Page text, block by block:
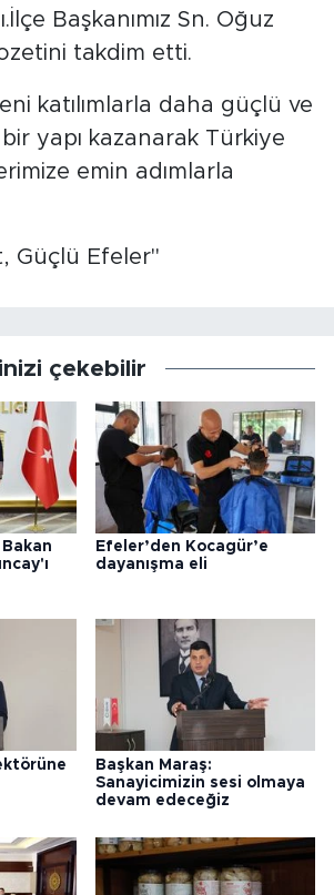
Başkanımız Sn. Oğuz
takdim etti.
katılımlarla daha güçlü ve
yapı kazanarak Türkiye
emin adımlarla
Güçlü Efeler"
çekebilir
Efeler’den Kocagür’e
dayanışma eli
Başkan Maraş:
Sanayicimizin sesi olmaya
devam edeceğiz